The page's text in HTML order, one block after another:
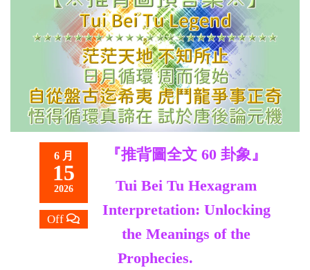
救
世
主
6 月
15
2026
Off
『推背圖全文 60 卦象』
Tui Bei Tu Hexagram
Interpretation: Unlocking
the Meanings of the
Prophecies.